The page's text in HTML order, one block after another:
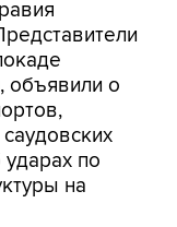
объявили о
по
на